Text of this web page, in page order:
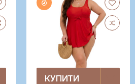
КУПИТИ